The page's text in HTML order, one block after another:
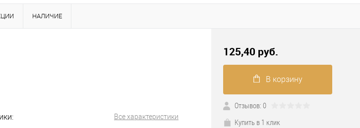
НАЛИЧИЕ
Все характеристики
125,40 pуб.
В корзину
Отзывов: 0
Купить в 1 клик